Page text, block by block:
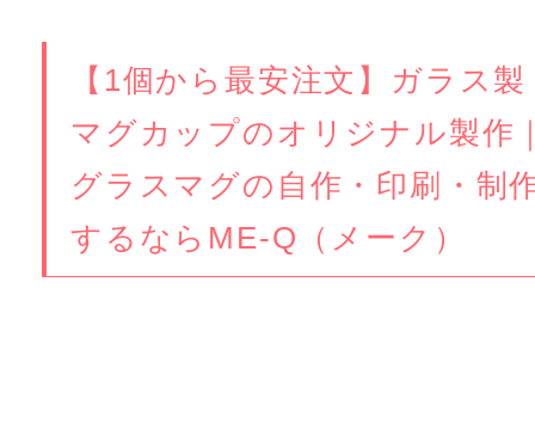
【1個から最安注文】ガラス製
マグカップのオリジナル製作
グラスマグの自作・印刷・制
するならME-Q（メーク）